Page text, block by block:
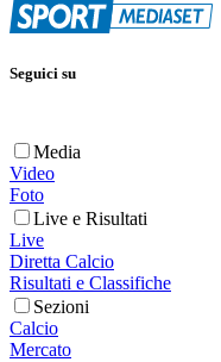
Seguici su
Media
Video
Foto
Live e Risultati
Live
Diretta Calcio
Risultati e Classifiche
Sezioni
Calcio
Mercato